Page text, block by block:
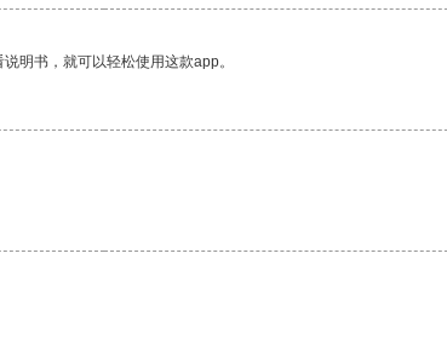
明书，就可以轻松使用这款app。